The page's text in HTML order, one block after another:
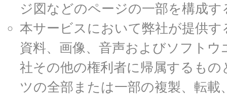
ジ図などのページの一部を構成
本サービスにおいて弊社が提供
資料、画像、音声およびソフト
社その他の権利者に帰属するも
ツの全部または一部の複製、転